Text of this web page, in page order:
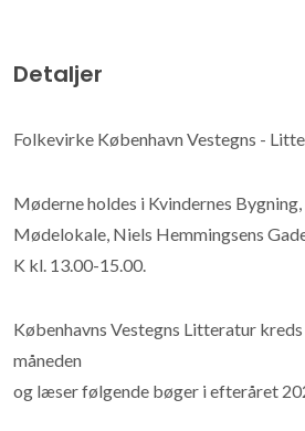
Detaljer
Folkevirke København Vestegns -
Møderne holdes i Kvindernes Bygning,
Mødelokale, Niels Hemmingsens
K kl. 13.00-15.00.
Københavns Vestegns Litteratur
måneden
og læser følgende bøger i efteråret